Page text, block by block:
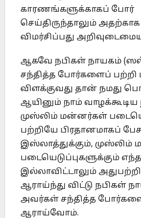
காரணங்களுக்காகப் போர்
செய்திருந்தாலும்
விமர்சிப்பது
ஆகவே நபிகள் நாயகம்
சந்தித்த போர்களைப் பற்றி
விளக்குவது தான் நமது
ஆயினும் நாம் வாழக்கூடிய
முஸ்லிம் மன்னர்கள்
பற்றியே பிரதானமாகப்
இஸ்லாத்துக்கும்,
படையெடுப்புகளுக்கும்
இல்லாவிட்டாலும்
ஆராய்ந்து விட்டு நபிகள்
அவர்கள் சந்தித்த
ஆராய்வோம்.